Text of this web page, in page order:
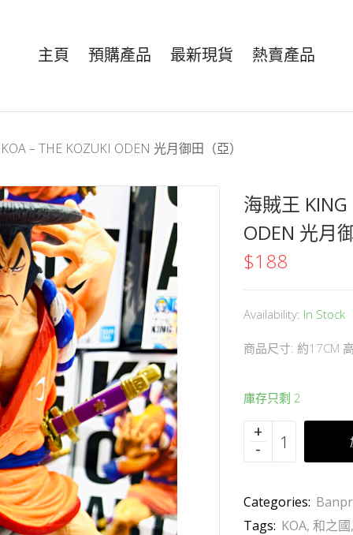
主頁 預購產品 最新現貨 熱賣產品
– THE KOZUKI ODEN 光月御田（亞）
海賊王 KING
ODEN 光月
$188
Availability: In Stock
商品尺寸: 約17CM
庫存只剩 2
Categories:
Tags: KOA, 和之國